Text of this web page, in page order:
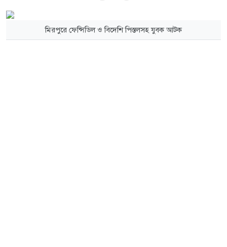
মিরপুরে ফেন্সিডিল ও বিদেশি পিস্তলসহ যুবক আটক